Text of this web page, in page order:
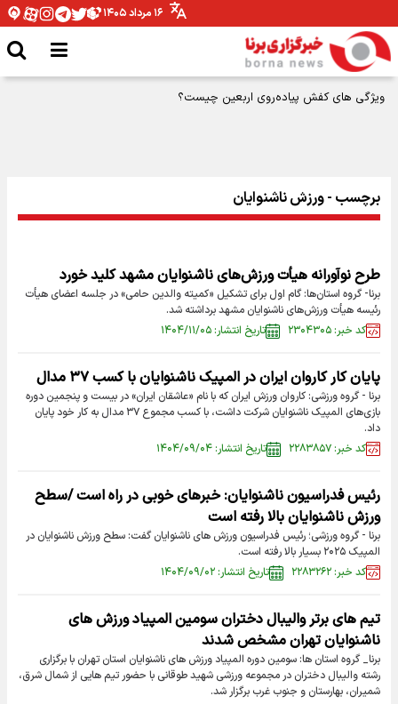
۱۶ مرداد ۱۴۰۵
ویژگی های کفش پیاده‌روی اربعین چیست؟
برچسب - ورزش ناشنوایان
طرح نوآورانه هیأت ورزش‌های ناشنوایان مشهد کلید خورد
برنا- گروه استان‌ها: گام اول برای تشکیل «کمیته والدین حامی» در جلسه اعضای هیأت
رئیسه هیأت ورزش‌های ناشنوایان مشهد برداشته شد.
کد خبر: ۲۳۰۴۳۰۵
تاریخ انتشار: ۱۴۰۴/۱۱/۰۵
پایان کار کاروان ایران در المپیک ناشنوایان با کسب ۳۷ مدال
برنا - گروه ورزشی: کاروان ورزش ایران که با نام «عاشقان ایران» در بیست و پنجمین دوره
بازی‌های المپیک ناشنوایان شرکت داشت، با کسب مجموع ۳۷ مدال به کار خود پایان
داد.
کد خبر: ۲۲۸۳۸۵۷
تاریخ انتشار: ۱۴۰۴/۰۹/۰۴
رئیس فدراسیون ناشنوایان: خبرهای خوبی در راه است /سطح
ورزش ناشنوایان بالا رفته است
برنا - گروه ورزشی؛ رئیس فدراسیون ورزش های ناشنوایان گفت: سطح ورزش ناشنوایان در
المپیک ۲۰۲۵ بسیار بالا رفته است.
کد خبر: ۲۲۸۳۲۶۲
تاریخ انتشار: ۱۴۰۴/۰۹/۰۲
تیم های برتر والیبال دختران سومین المپیاد ورزش های
ناشنوایان تهران مشخص شدند
برنا_ گروه استان ها: سومین دوره المپیاد ورزش های ناشنوایان استان تهران با برگزاری
رشته والیبال دختران در مجموعه ورزشی شهید طوقانی با حضور تیم هایی از شمال شرق،
شمیران،‌ بهارستان و جنوب غرب برگزار شد.